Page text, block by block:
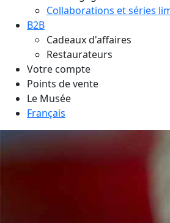
Collaborations et séries
B2B
Cadeaux d'affaires
Restaurateurs
Votre compte
Points de vente
Le Musée
Français